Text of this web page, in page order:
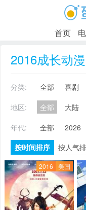
首页
2016成长动漫
分类: 全部 喜剧
地区:
全部 大陆
年代:
全部 2026
按时间排序
按人气
2016 美国